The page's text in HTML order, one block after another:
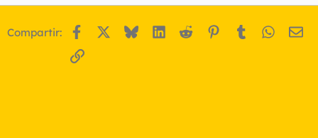
Compartir: Facebook BlueskyLinkedIn
Reddit Pinterest
Tumblr
Enlace